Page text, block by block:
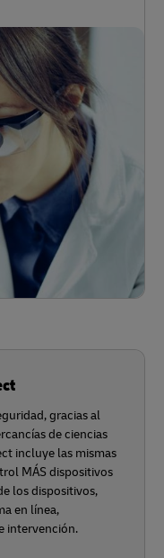
gracias al
de ciencias
incluye las mismas
MÁS dispositivos
los dispositivos,
en línea,
intervención.